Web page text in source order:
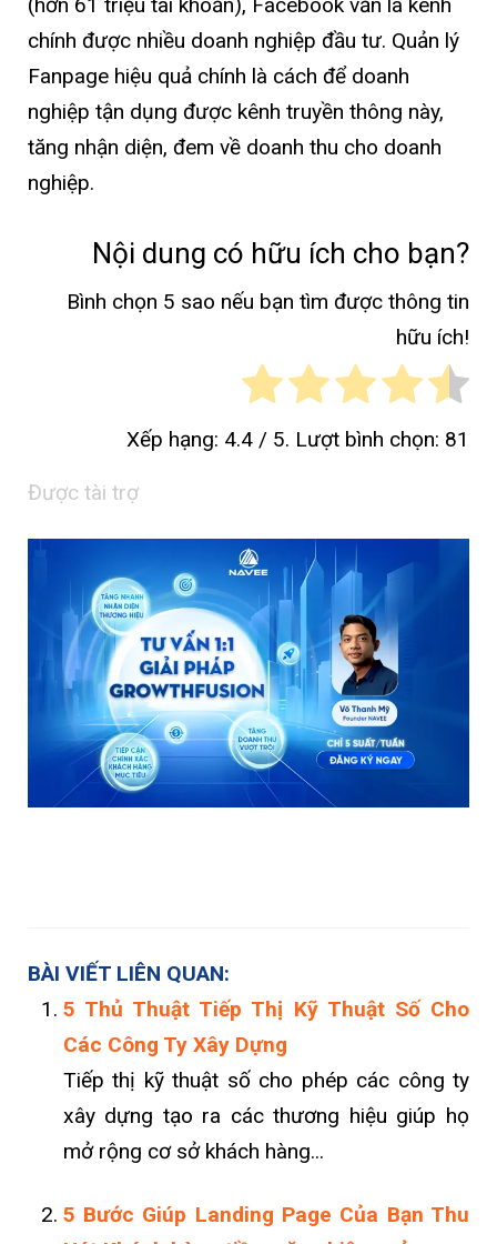
chính được nhiều doanh nghiệp đầu tư. Quản lý
Fanpage hiệu quả chính là cách để doanh
nghiệp tận dụng được kênh truyền thông này,
tăng nhận diện, đem về doanh thu cho doanh
nghiệp.
Nội dung có hữu ích cho bạn?
Bình chọn 5 sao nếu bạn tìm được thông tin
hữu ích!
Xếp hạng: 4.4 / 5. Lượt bình chọn: 81
Được tài trợ
BÀI VIẾT LIÊN QUAN:
5 Thủ Thuật Tiếp Thị Kỹ Thuật Số Cho
Các Công Ty Xây Dựng
Tiếp thị kỹ thuật số cho phép các công ty
xây dựng tạo ra các thương hiệu giúp họ
mở rộng cơ sở khách hàng...
5 Bước Giúp Landing Page Của Bạn Thu